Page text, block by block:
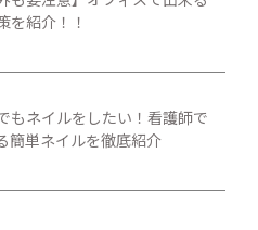
を紹介！！
もネイルをしたい！看護師で
簡単ネイルを徹底紹介